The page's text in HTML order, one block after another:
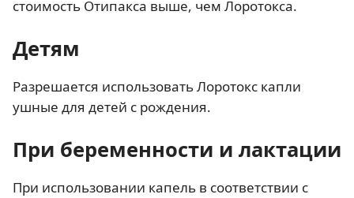
стоимость Отипакса выше, чем Лоротокса.
Детям
Разрешается использовать Лоротокс капли
ушные для детей с рождения.
При беременности и лактации
При использовании капель в соответствии с